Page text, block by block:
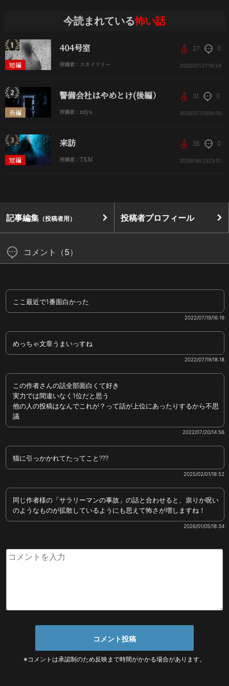
今読まれている怖い話
短編
404号室
投稿者：スカイツリー
27 0
2026/07/2716:24
長編
警備会社はやめとけ(後編）
投稿者：miya
31 0
2026/07/0300:00
短編
来訪
投稿者：TKM
35 0
2026/06/2323:01
記事編集 （投稿者用） 投稿者プロフィール
コメント（5）
ここ最近で1番面白かった
2022/07/19/16:19
めっちゃ文章うまいっすね
2022/07/19/18:18
この作者さんの話全部面白くて好き
実力では間違いなく1位だと思う
他の人の投稿はなんでこれが？って話が上位にあったりするから不思
議
2022/07/20/14:56
猫に引っかかれてたってこと???
2025/02/01/18:52
同じ作者様の「サラリーマンの事故」の話と合わせると、祟りか呪い
のようなものが拡散しているようにも思えて怖さが増しますね！
2026/01/05/18:34
※コメントは承認制のため反映まで時間がかかる場合があります。